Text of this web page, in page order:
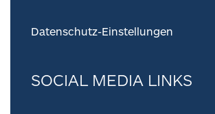
Datenschutz-Einstellungen
SOCIAL MEDIA LINKS